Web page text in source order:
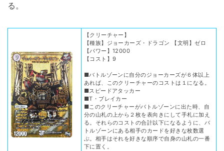
る。
【クリーチャー】
【種族】ジョーカーズ・ドラゴン 【文明】ゼロ
【パワー】12000
【コスト】9
■バトルゾーンに自分のジョーカーズが６体以上
あれば、このクリーチャーのコストは１になる。
■スピードアタッカー
■T・ブレイカー
■このクリーチャーがバトルゾーンに出た時、自
分の山札の上から２枚を表向きにして手札に加え
る。それらのコストの合計以下になるように、バ
トルゾーンにある相手のカードを好きな枚数選
ぶ。相手はそれを好きな順序で自身の山札の一番
下に置く。